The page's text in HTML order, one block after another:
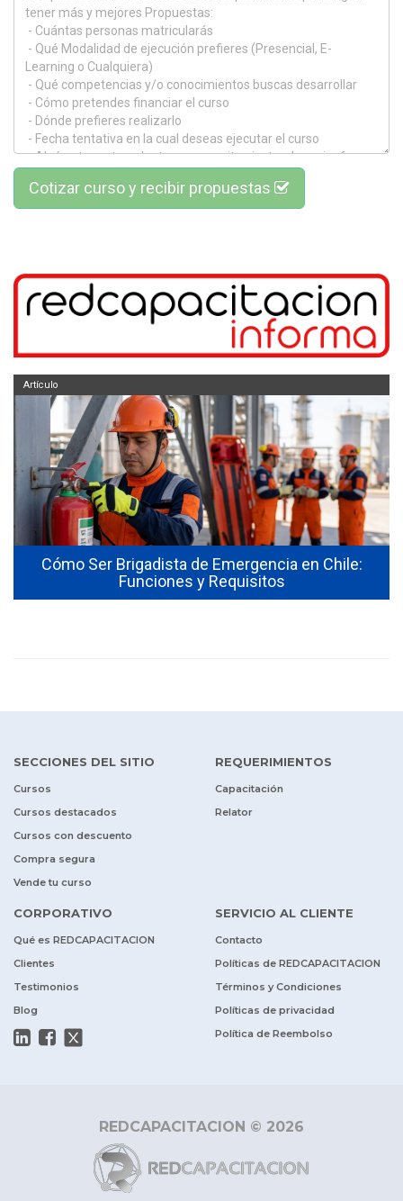
Cotizar curso y recibir propuestas
Cómo Ser Brigadista de Emergencia en Chile:
Funciones y Requisitos
Artículo
SECCIONES DEL SITIO
Cursos
Cursos destacados
Cursos con descuento
Compra segura
Vende tu curso
REQUERIMIENTOS
Capacitación
Relator
CORPORATIVO
Qué es REDCAPACITACION
Clientes
Testimonios
Blog
SERVICIO AL CLIENTE
Contacto
Políticas de REDCAPACITACION
Términos y Condiciones
Políticas de privacidad
Política de Reembolso
REDCAPACITACION © 2026